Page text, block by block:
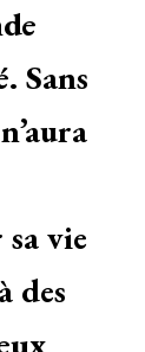
. Sans
vie
des